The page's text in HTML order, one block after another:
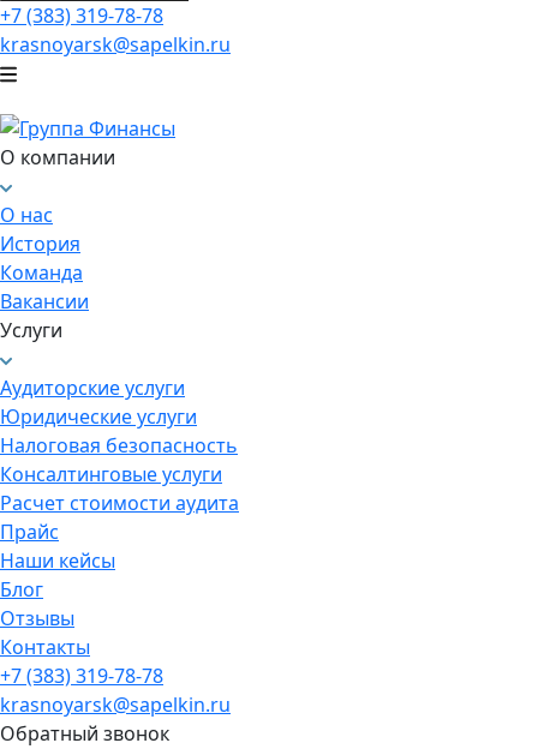
+7 (383) 319-78-78
krasnoyarsk@sapelkin.ru
О компании
О нас
История
Команда
Вакансии
Услуги
Аудиторские услуги
Юридические услуги
Налоговая безопасность
Консалтинговые услуги
Расчет стоимости аудита
Прайс
Наши кейсы
Блог
Отзывы
Контакты
+7 (383) 319-78-78
krasnoyarsk@sapelkin.ru
Обратный звонок